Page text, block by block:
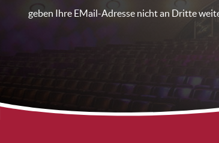
geben Ihre EMail-Adresse nicht an Dritte